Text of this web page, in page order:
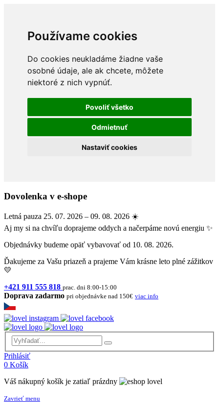
Používame cookies
Do cookies neukladáme žiadne vaše
osobné údaje, ale ak chcete, môžete
niektoré z nich vypnúť.
Povoliť všetko
Odmietnuť
Nastaviť cookies
Dovolenka v e-shope
Letná pauza 25. 07. 2026 – 09. 08. 2026 ☀️
Aj my si na chvíľu doprajeme oddych a načerpáme novú energiu ✨
Objednávky budeme opäť vybavovať od 10. 08. 2026.
Ďakujeme za Vašu priazeň a prajeme Vám krásne leto plné zážitkov
💛
+421 911 555 818 prac. dni 8:00-15:00
Doprava zadarmo pri objednávke nad 150€ viac info
Prihlásiť
0 Košík
Váš nákupný košík je zatiaľ prázdny
Zavrieť menu